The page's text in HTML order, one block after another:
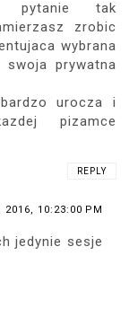
pytanie tak
zrobic
wybrana
swoja prywatna
urocza i
pizamce
REPLY
2016, 10:23:00 PM
jedynie sesje